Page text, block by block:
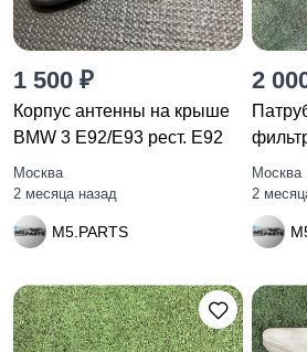
1 500 ₽
Корпус антенны на крыше
BMW 3 E92/E93 рест. E92
Москва
2 месяца назад
M5.PARTS
2
F10
Москва
2